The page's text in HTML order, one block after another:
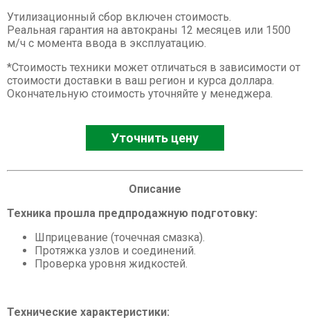
Асфальтоукладчики
Телескопические погрузчики
Катки
Фронтальные погрузчики
Автокраны
Гусеничные краны
Ножничные подъемники
Асфальтовые, бетонные заводы
Мини-погрузчики
Утилизационный сбор включен стоимость.
Реальная гарантия на автокраны 12 месяцев или 1500
м/ч с момента ввода в эксплуатацию.
*Стоимость техники может отличаться в зависимости от
стоимости доставки в ваш регион и курса доллара.
Окончательную стоимость уточняйте у менеджера.
Уточнить цену
Описание
Техника прошла предпродажную подготовку:
Шприцевание (точечная смазка).
Протяжка узлов и соединений.
Проверка уровня жидкостей.
Технические характеристики: